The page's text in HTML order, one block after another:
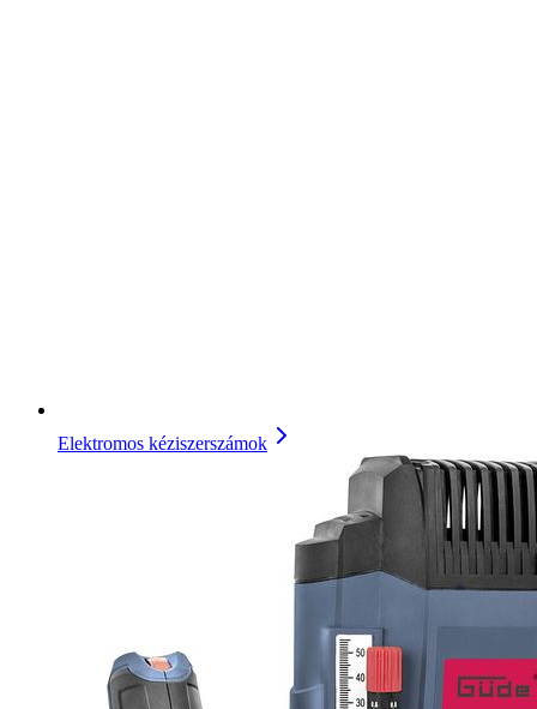
Elektromos kéziszerszámok